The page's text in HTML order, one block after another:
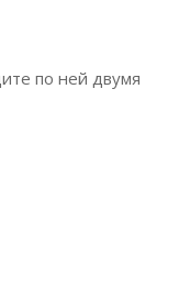
по ней двумя